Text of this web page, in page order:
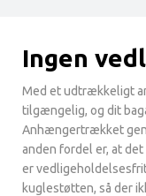
Ingen
Med et udtrækkeligt
tilgængelig, og dit
Anhængertrækket
anden fordel er, at
er
kuglestøtten, så der